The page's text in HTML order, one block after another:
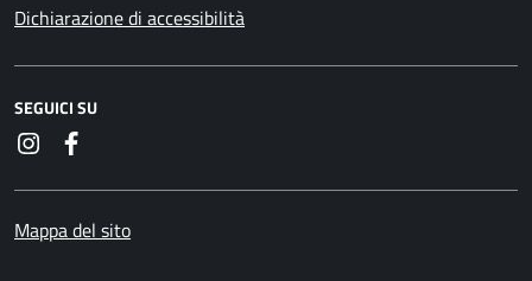
Dichiarazione di accessibilità
SEGUICI SU
Instagram
Mappa del sito